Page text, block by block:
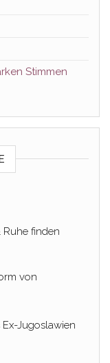
Stimmen
Ruhe finden
von
Jugoslawien